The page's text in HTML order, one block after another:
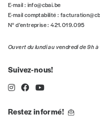
E-mail : info@cbai.be
E-mail comptabilité :
N° d’entreprise : 421.019.095
Ouvert du lundi au vendredi de 9h
Suivez-nous!
Restez informé!